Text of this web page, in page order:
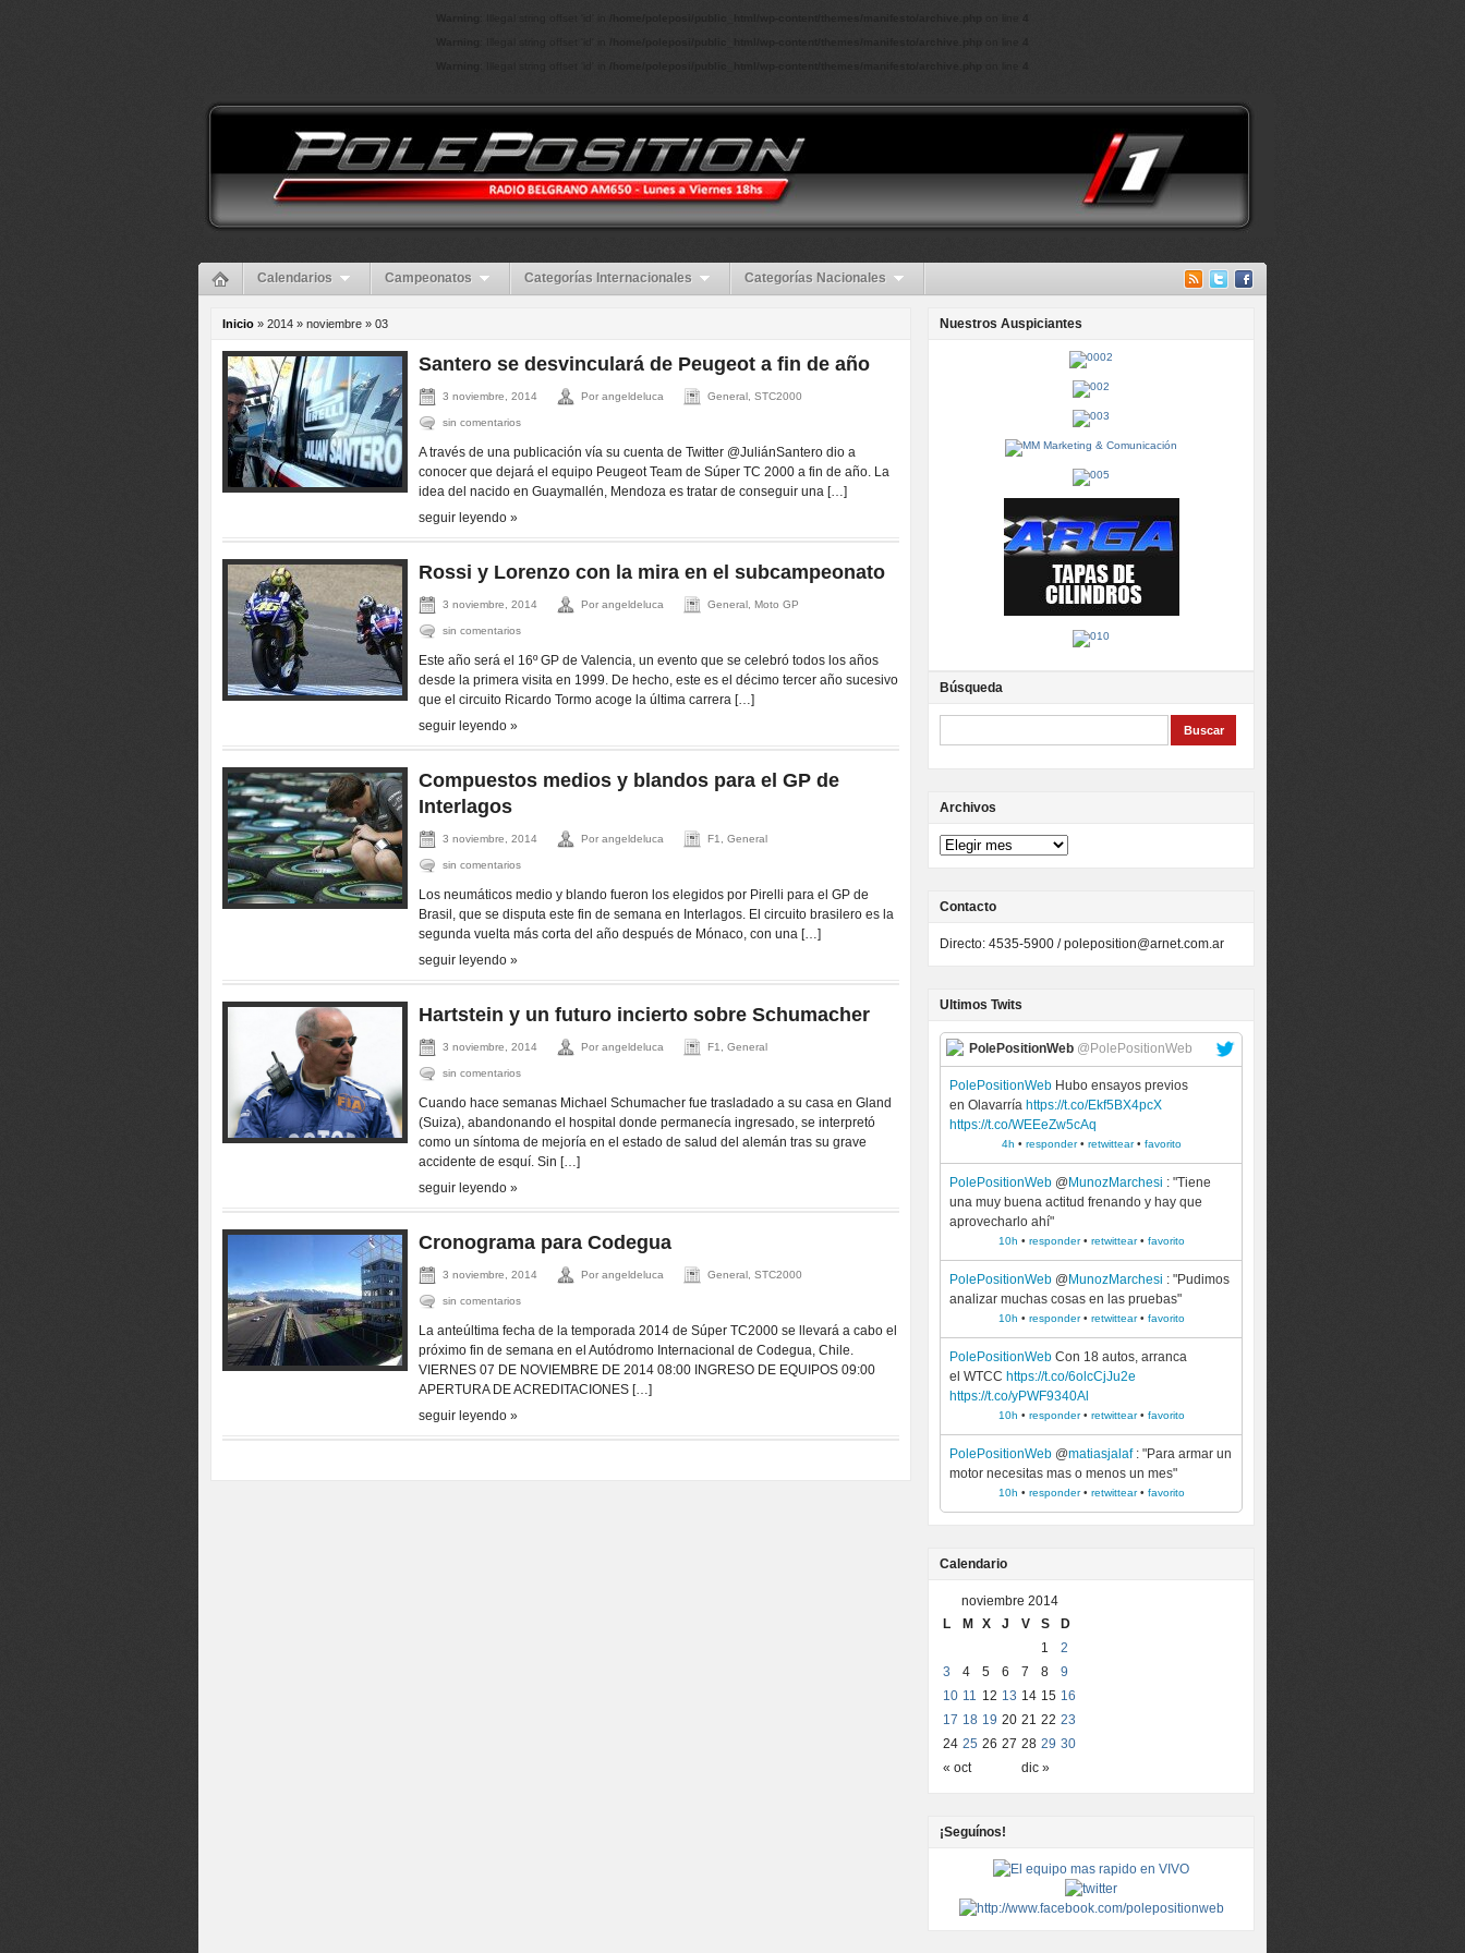
Calendarios Campeonatos Categorías Internacionales Categorías Nacionales
Inicio » 2014 » noviembre » 03
Santero se desvinculará de Peugeot a fin de año
3 noviembre, 2014 Por angeldeluca General, STC2000
sin comentarios
A través de una publicación vía su cuenta de Twitter @JuliánSantero dio a
conocer que dejará el equipo Peugeot Team de Súper TC 2000 a fin de año. La
idea del nacido en Guaymallén, Mendoza es tratar de conseguir una […]
seguir leyendo »
Rossi y Lorenzo con la mira en el subcampeonato
3 noviembre, 2014 Por angeldeluca General, Moto GP
sin comentarios
Este año será el 16º GP de Valencia, un evento que se celebró todos los años
desde la primera visita en 1999. De hecho, este es el décimo tercer año sucesivo
que el circuito Ricardo Tormo acoge la última carrera […]
seguir leyendo »
Compuestos medios y blandos para el GP de
Interlagos
3 noviembre, 2014 Por angeldeluca F1, General
sin comentarios
Los neumáticos medio y blando fueron los elegidos por Pirelli para el GP de
Brasil, que se disputa este fin de semana en Interlagos. El circuito brasilero es la
segunda vuelta más corta del año después de Mónaco, con una […]
seguir leyendo »
Hartstein y un futuro incierto sobre Schumacher
3 noviembre, 2014 Por angeldeluca F1, General
sin comentarios
Cuando hace semanas Michael Schumacher fue trasladado a su casa en Gland
(Suiza), abandonando el hospital donde permanecía ingresado, se interpretó
como un síntoma de mejoría en el estado de salud del alemán tras su grave
accidente de esquí. Sin […]
seguir leyendo »
Cronograma para Codegua
3 noviembre, 2014 Por angeldeluca General, STC2000
sin comentarios
La anteúltima fecha de la temporada 2014 de Súper TC2000 se llevará a cabo el
próximo fin de semana en el Autódromo Internacional de Codegua, Chile.
VIERNES 07 DE NOVIEMBRE DE 2014 08:00 INGRESO DE EQUIPOS 09:00
APERTURA DE ACREDITACIONES […]
seguir leyendo »
Nuestros Auspiciantes
Búsqueda
Archivos
Contacto
Directo: 4535-5900 /poleposition@arnet.com.ar
Ultimos Twits
PolePositionWeb @PolePositionWeb
PolePositionWeb Hubo ensayos previos
en Olavarría https://t.co/Ekf5BX4pcX
https://t.co/WEEeZw5cAq
4h • responder• retwittear• favorito
PolePositionWeb @ MunozMarchesi : "Tiene
una muy buena actitud frenando y hay que
aprovecharlo ahí"
10h • responder• retwittear• favorito
PolePositionWeb @ MunozMarchesi : "Pudimos
analizar muchas cosas en las pruebas"
10h • responder• retwittear• favorito
PolePositionWeb Con 18 autos, arranca
el WTCC https://t.co/6olcCjJu2e
https://t.co/yPWF9340Al
10h • responder• retwittear• favorito
PolePositionWeb @matiasjalaf: "Para armar un
motor necesitas mas o menos un mes"
10h • responder• retwittear• favorito
Calendario
noviembre 2014
L
M X J V S D
« oct dic »
1
2
3
4 5 6 7 8
9
10 11 12 13 14 15 16
17 18 19 20 21 22 23
24 25 26 27 28 29 30
¡Seguínos!